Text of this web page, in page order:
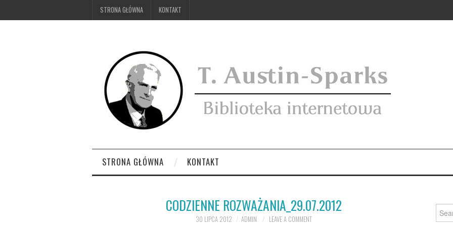
STRONA GŁÓWNA KONTAKT
STRONA GŁÓWNA KONTAKT
CODZIENNE ROZWAŻANIA_29.07.2012
30 LIPCA 2012 ADMIN LEAVE A COMMENT
for: